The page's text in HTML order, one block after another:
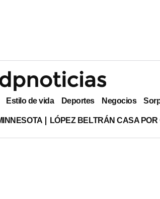
Estilo de vida Deportes Negocios
LÓPEZ BELTRÁN CASA